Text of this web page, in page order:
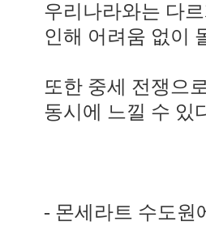
우리나라와는 다
인해 어려움 없이
또한 중세 전쟁으
동시에 느낄 수 있
- 몬세라트 수도원